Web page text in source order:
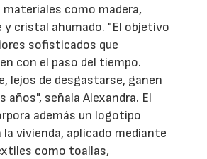
como madera,
y cristal ahumado. "El objetivo
sofisticados que
con el paso del tiempo.
lejos de desgastarse, ganen
años", señala Alexandra. El
además un logotipo
la vivienda, aplicado mediante
como toallas,